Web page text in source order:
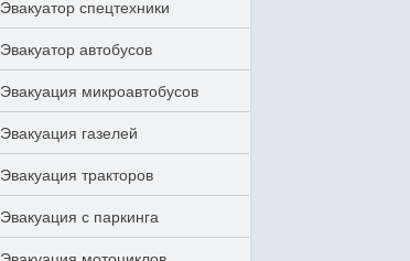
Эвакуатор спецтехники
Эвакуатор автобусов
Эвакуация микроавтобусов
Эвакуация газелей
Эвакуация тракторов
Эвакуация с паркинга